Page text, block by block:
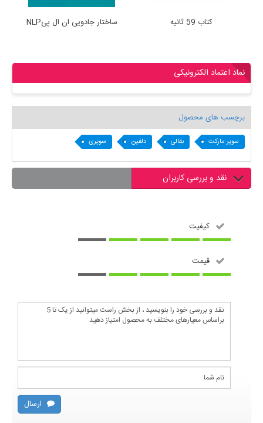
ساختار جادویی ان ال پیNLP کتاب 59 ثانیه
نماد اعتماد الکترونیکی
برچسب های محصول
سوپر مارکت بقالی دلفین سوپری
نقد و بررسی کاربران
کیفیت
قیمت
ارسال